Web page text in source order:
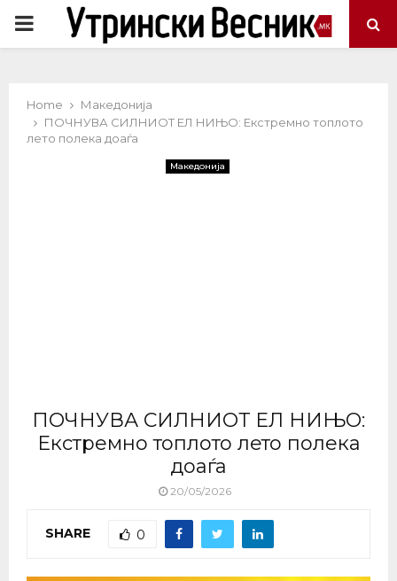
PRIMARY
Home
Македонија
ПОЧНУВА СИЛНИОТ ЕЛ НИЊО: Екстремно топлото
лето полека доаѓа
Македонија
ПОЧНУВА СИЛНИОТ ЕЛ НИЊО:
Екстремно топлото лето полека
доаѓа
20/05/2026
SHARE 0